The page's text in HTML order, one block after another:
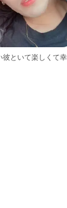
彼といて楽しくて